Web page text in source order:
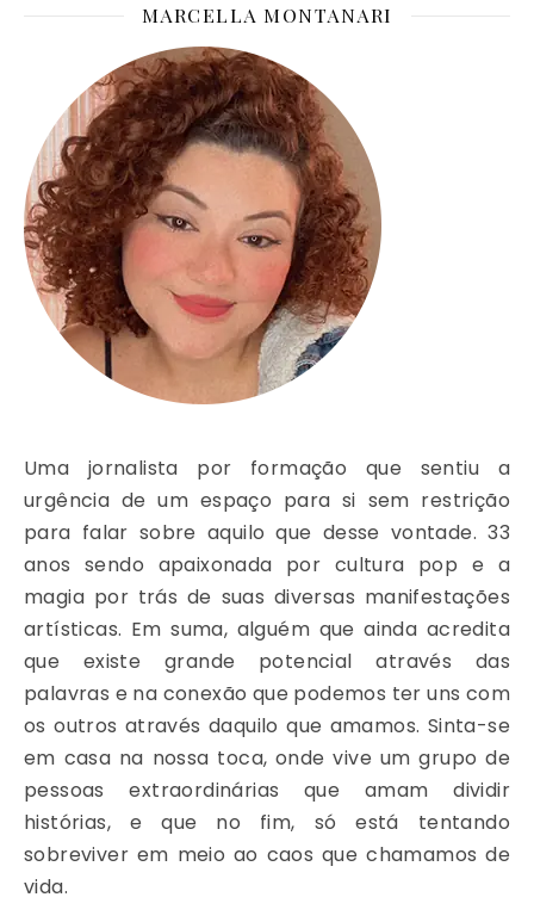
MARCELLA MONTANARI
Uma jornalista por formação que sentiu a
urgência de um espaço para si sem restrição
para falar sobre aquilo que desse vontade. 33
anos sendo apaixonada por cultura pop e a
magia por trás de suas diversas manifestações
artísticas. Em suma, alguém que ainda acredita
que existe grande potencial através das
palavras e na conexão que podemos ter uns com
os outros através daquilo que amamos. Sinta-se
em casa na nossa toca, onde vive um grupo de
pessoas extraordinárias que amam dividir
histórias, e que no fim, só está tentando
sobreviver em meio ao caos que chamamos de
vida.